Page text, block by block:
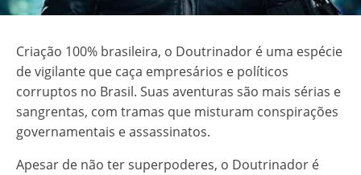
Criação 100% brasileira, o Doutrinador é uma espécie
de vigilante que caça empresários e políticos
corruptos no Brasil. Suas aventuras são mais sérias e
sangrentas, com tramas que misturam conspirações
governamentais e assassinatos.
Apesar de não ter superpoderes, o Doutrinador é